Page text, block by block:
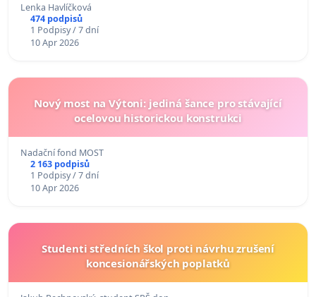
Lenka Havlíčková
474 podpisů
1 Podpisy / 7 dní
10 Apr 2026
Nový most na Výtoni: jediná šance pro stávající
ocelovou historickou konstrukci
Nadační fond MOST
2 163 podpisů
1 Podpisy / 7 dní
10 Apr 2026
Studenti středních škol proti návrhu zrušení
koncesionářských poplatků